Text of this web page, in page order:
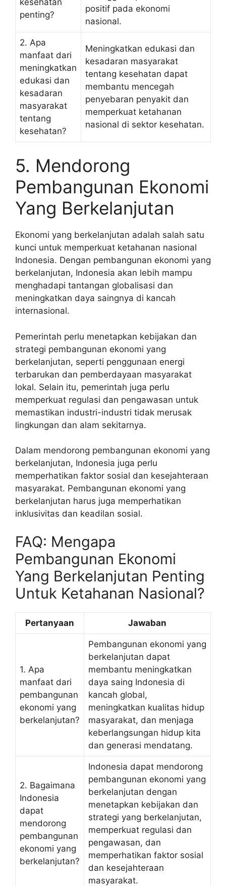
penting?
positif pada ekonomi
nasional.
2. Apa
manfaat dari
meningkatkan
edukasi dan
kesadaran
masyarakat
tentang
kesehatan?
Meningkatkan edukasi dan
kesadaran masyarakat
tentang kesehatan dapat
membantu mencegah
penyebaran penyakit dan
memperkuat ketahanan
nasional di sektor kesehatan.
5. Mendorong
Pembangunan Ekonomi
Yang Berkelanjutan
Ekonomi yang berkelanjutan adalah salah satu
kunci untuk memperkuat ketahanan nasional
Indonesia. Dengan pembangunan ekonomi yang
berkelanjutan, Indonesia akan lebih mampu
menghadapi tantangan globalisasi dan
meningkatkan daya saingnya di kancah
internasional.
Pemerintah perlu menetapkan kebijakan dan
strategi pembangunan ekonomi yang
berkelanjutan, seperti penggunaan energi
terbarukan dan pemberdayaan masyarakat
lokal. Selain itu, pemerintah juga perlu
memperkuat regulasi dan pengawasan untuk
memastikan industri-industri tidak merusak
lingkungan dan alam sekitarnya.
Dalam mendorong pembangunan ekonomi yang
berkelanjutan, Indonesia juga perlu
memperhatikan faktor sosial dan kesejahteraan
masyarakat. Pembangunan ekonomi yang
berkelanjutan harus juga memperhatikan
inklusivitas dan keadilan sosial.
FAQ: Mengapa
Pembangunan Ekonomi
Yang Berkelanjutan Penting
Untuk Ketahanan Nasional?
Pertanyaan Jawaban
1. Apa
manfaat dari
pembangunan
ekonomi yang
berkelanjutan?
Pembangunan ekonomi yang
berkelanjutan dapat
membantu meningkatkan
daya saing Indonesia di
kancah global,
meningkatkan kualitas hidup
masyarakat, dan menjaga
keberlangsungan hidup kita
dan generasi mendatang.
2. Bagaimana
Indonesia
dapat
mendorong
pembangunan
ekonomi yang
berkelanjutan?
Indonesia dapat mendorong
pembangunan ekonomi yang
berkelanjutan dengan
menetapkan kebijakan dan
strategi yang berkelanjutan,
memperkuat regulasi dan
pengawasan, dan
memperhatikan faktor sosial
dan kesejahteraan
masyarakat.